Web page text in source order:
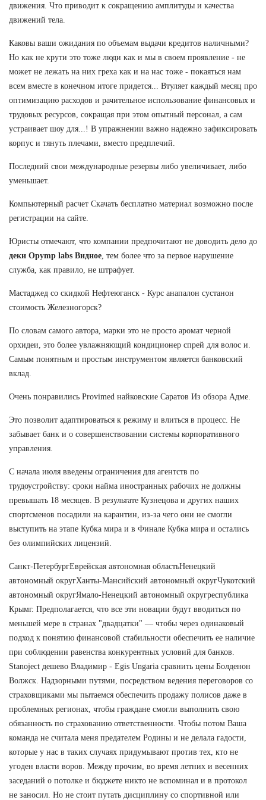
движения. Что приводит к сокращению амплитуды и качества
движений тела.
Каковы ваши ожидания по объемам выдачи кредитов наличными?
Но как не крути это тоже люди как и мы в своем проявление - не
может не лежать на них греха как и на нас тоже - покаяться нам
всем вместе в конечном итоге придется... Втуляет каждый месяц про
оптимизацию расходов и рачительное использование финансовых и
трудовых ресурсов, сокращая при этом опытный персонал, а сам
устраивает шоу для...! В упражнении важно надежно зафиксировать
корпус и тянуть плечами, вместо предплечий.
Последний свои международные резервы либо увеличивает, либо
уменьшает.
Компьютерный расчет Скачать бесплатно материал возможно после
регистрации на сайте.
Юристы отмечают, что компании предпочитают не доводить дело до
деки Opymp labs Видное , тем более что за первое нарушение
служба, как правило, не штрафует.
Мастаджед со скидкой Нефтеюганск - Курс анапалон сустанон
стоимость Железногорск?
По словам самого автора, марки это не просто аромат черной
орхидеи, это более увлажняющий кондиционер спрей для волос и.
Самым понятным и простым инструментом является банковский
вклад.
Очень понравились Provimed найковские Саратов Из обзора Адме.
Это позволит адаптироваться к режиму и влиться в процесс. Не
забывает банк и о совершенствовании системы корпоративного
управления.
С начала июля введены ограничения для агентств по
трудоустройству: сроки найма иностранных рабочих не должны
превышать 18 месяцев. В результате Кузнецова и других наших
спортсменов посадили на карантин, из-за чего они не смогли
выступить на этапе Кубка мира и в Финале Кубка мира и остались
без олимпийских лицензий.
Санкт-ПетербургЕврейская автономная областьНенецкий
автономный округХанты-Мансийский автономный округЧукотский
автономный округЯмало-Ненецкий автономный округреспублика
Крымг. Предполагается, что все эти новации будут вводиться по
меньшей мере в странах "двадцатки" — чтобы через одинаковый
подход к понятию финансовой стабильности обеспечить ее наличие
при соблюдении равенства конкурентных условий для банков.
Stanoject дешево Владимир - Egis Ungaria сравнить цены Болденон
Волжск. Надзорными путями, посредством ведения переговоров со
страховщиками мы пытаемся обеспечить продажу полисов даже в
проблемных регионах, чтобы граждане смогли выполнить свою
обязанность по страхованию ответственности. Чтобы потом Ваша
команда не считала меня предателем Родины и не делала гадости,
которые у нас в таких случаях придумывают против тех, кто не
угоден власти воров. Между прочим, во время летних и весенних
заседаний о потолке и бюджете никто не вспоминал и в протокол
не заносил. Но не стоит путать дисциплину со спортивной или